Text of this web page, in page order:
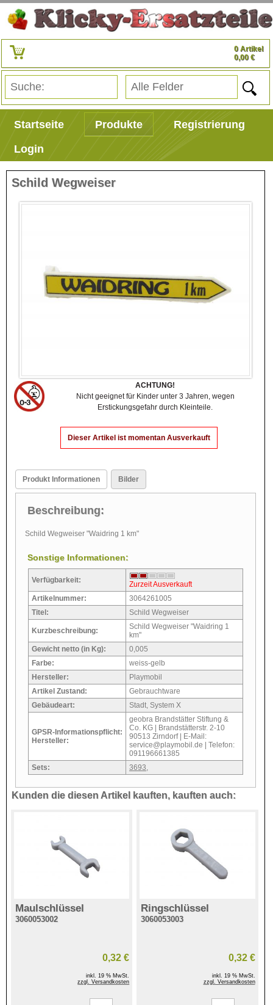
0 Artikel
0,00 €
Startseite Produkte
Registrierung
Login
Schild Wegweiser
ACHTUNG!
Nicht geeignet für Kinder unter 3 Jahren, wegen
Erstickungsgefahr durch Kleinteile.
Dieser Artikel ist momentan Ausverkauft
Produkt Informationen Bilder
Beschreibung:
Schild Wegweiser "Waidring 1 km"
Sonstige Informationen:
Verfügbarkeit:
Zurzeit Ausverkauft
Artikelnummer:
3064261005
Titel:
Schild Wegweiser
Kurzbeschreibung:
Schild Wegweiser "Waidring 1
km"
Gewicht netto (in Kg):
0,005
Farbe:
weiss-gelb
Hersteller:
Playmobil
Artikel Zustand:
Gebrauchtware
Gebäudeart:
Stadt, System X
GPSR-Informationspflicht:
Hersteller:
geobra Brandstätter Stiftung &
Co. KG | Brandstätterstr. 2-10
90513 Zirndorf | E-Mail:
service@playmobil.de | Telefon:
091196661385
Sets:
3693
Kunden die diesen Artikel kauften, kauften auch:
Maulschlüssel
3060053002
0,32 €
inkl. 19 % MwSt.
zzgl. Versandkosten
Ringschlüssel
3060053003
0,32 €
inkl. 19 % MwSt.
zzgl. Versandkosten